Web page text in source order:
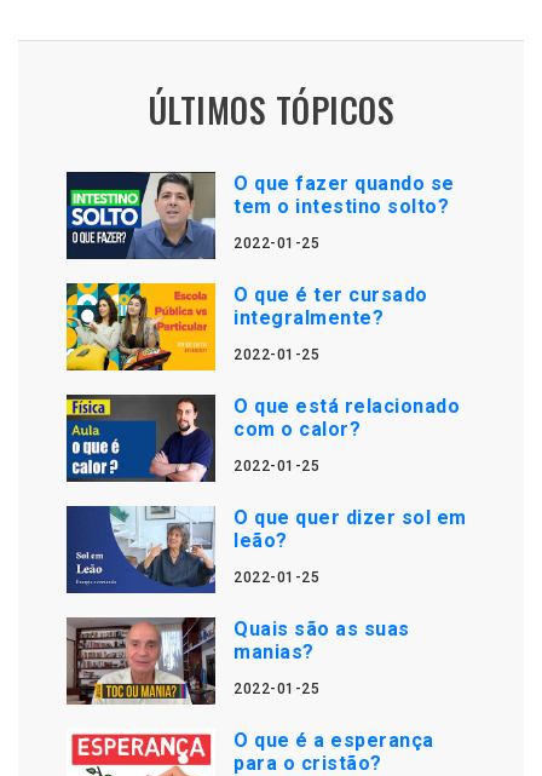
ÚLTIMOS TÓPICOS
O que fazer quando se
tem o intestino solto?
2022-01-25
O que é ter cursado
integralmente?
2022-01-25
O que está relacionado
com o calor?
2022-01-25
O que quer dizer sol em
leão?
2022-01-25
Quais são as suas
manias?
2022-01-25
O que é a esperança
para o cristão?